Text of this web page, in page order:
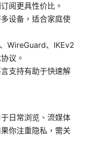
阅更具性价比。
设备，适合家庭使
WireGuard、IKEv2
议。
支持有助于快速解
日常浏览、流媒体
你注重隐私，需关